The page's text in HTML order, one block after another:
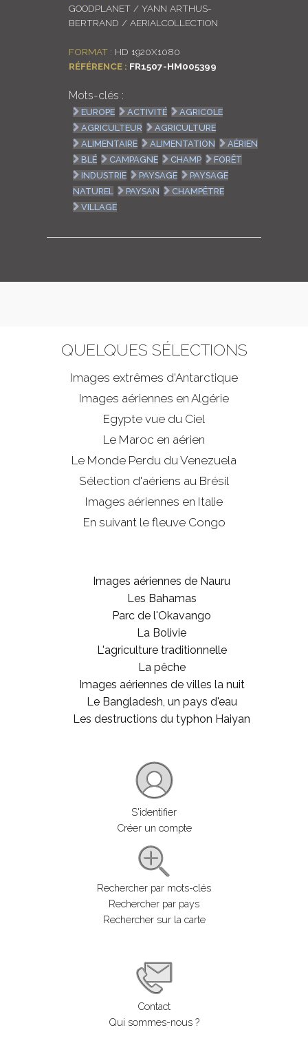
GOODPLANET / YANN ARTHUS-
BERTRAND / AERIALCOLLECTION
FORMAT : HD 1920X1080
RÉFÉRENCE : FR1507-HM005399
Mots-clés :
EUROPE ACTIVITÉ
AGRICOLE
AGRICULTEUR
AGRICULTURE
ALIMENTAIRE
ALIMENTATION
AÉRIEN
BLÉ
CAMPAGNE CHAMP
FORÊT
INDUSTRIE
PAYSAGE
PAYSAGE
NATUREL
PAYSAN
CHAMPÊTRE
VILLAGE
QUELQUES SÉLECTIONS
Images extrêmes d'Antarctique
Images aériennes en Algérie
Egypte vue du Ciel
Le Maroc en aérien
Le Monde Perdu du Venezuela
Sélection d'aériens au Brésil
Images aériennes en Italie
En suivant le fleuve Congo
Images aériennes de Nauru
Les Bahamas
Parc de l'Okavango
La Bolivie
L'agriculture traditionnelle
La pêche
Images aériennes de villes la nuit
Le Bangladesh, un pays d'eau
Les destructions du typhon Haiyan
S'identifier
Créer un compte
Rechercher par mots-clés
Rechercher par pays
Rechercher sur la carte
Contact
Qui sommes-nous ?